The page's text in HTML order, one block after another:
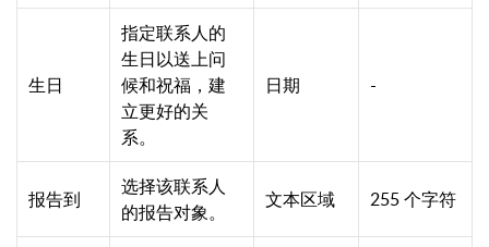
生日
指定联系人的
生日以送上问
候和祝福，建
立更好的关
系。
日期 -
报告到
选择该联系人
的报告对象。
文本区域 255 个字符